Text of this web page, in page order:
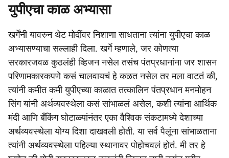
युपीएचा काळ अभ्यासा
खर्गेंनी यावरुन थेट मोदींवर निशाणा साधताना त्यांना युपीएचा काळ
अभ्यासण्याचा सल्लाही दिला. खर्गे म्हणाले, जर कोणत्या
सरकारजवळ कुठलंही व्हिजन नसेल तसंच पंतप्रधानांना जर शासन
परिणामकारकपणे कसं चालवायचं हे कळत नसेल तर मला वाटतं की,
त्यांनी कमीत कमी युपीएच्या काळात तत्कालिन पंतप्रधान मनमोहन
सिंग यांनी अर्थव्यवस्थेला कसं सांभाळलं असेल, कशी त्यांना आर्थिक
मंदी आणि बँकिंग घोटाळ्यांनंतर एका वैश्विक संकटामध्ये देशाच्या
अर्थव्यवस्थेला योग्य दिशा दाखवली होती. या सर्व पैलूंना सांभाळताना
त्यांनी अर्थव्यवस्थेला पहिल्या स्थानावर पोहोचवलं होतं. मी तर हे